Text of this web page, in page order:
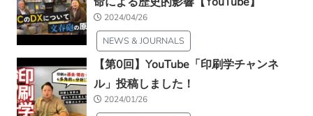
2024/04/26
NEWS & JOURNALS
【第0回】YouTube「印刷学チャンネ
ル」投稿しました！
2024/01/26